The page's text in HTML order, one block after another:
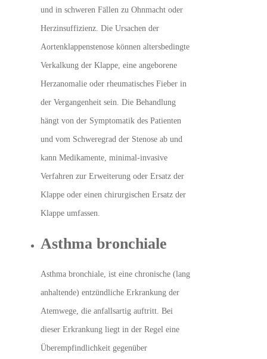
und in schweren Fällen zu Ohnmacht oder
Herzinsuffizienz. Die Ursachen der
Aortenklappenstenose können altersbedingte
Verkalkung der Klappe, eine angeborene
Herzanomalie oder rheumatisches Fieber in
der Vergangenheit sein. Die Behandlung
hängt von der Symptomatik des Patienten
und vom Schweregrad der Stenose ab und
kann Medikamente, minimal-invasive
Verfahren zur Erweiterung oder Ersatz der
Klappe oder einen chirurgischen Ersatz der
Klappe umfassen.
Asthma bronchiale
Asthma bronchiale, ist eine chronische (lang
anhaltende) entzündliche Erkrankung der
Atemwege, die anfallsartig auftritt. Bei
dieser Erkrankung liegt in der Regel eine
Überempfindlichkeit gegenüber